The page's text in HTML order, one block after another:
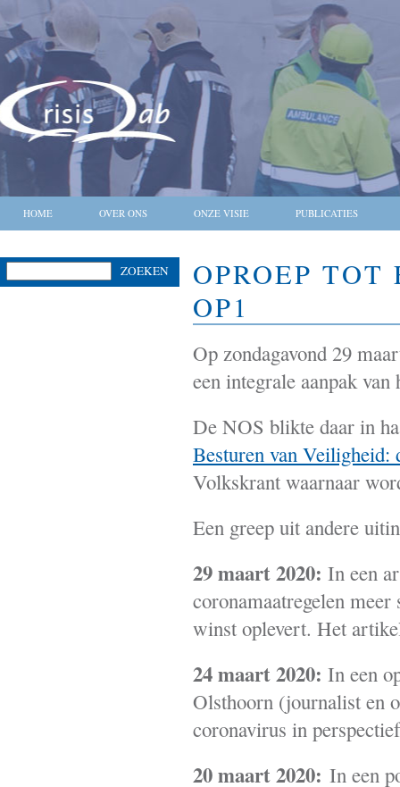
HOME OVER ONS ONZE VISIE PUBLICATIES
ZOEKEN
OPROEP
OP1
Op zondagavond 29
een integrale aanpak
De NOS blikte daar in
Besturen van Veiligheid:
Volkskrant waarnaar
Een greep uit andere
29 maart 2020: In een
coronamaatregelen meer
winst oplevert. Het
24 maart 2020: In een
Olsthoorn (journalist en
coronavirus in
20 maart 2020: In een